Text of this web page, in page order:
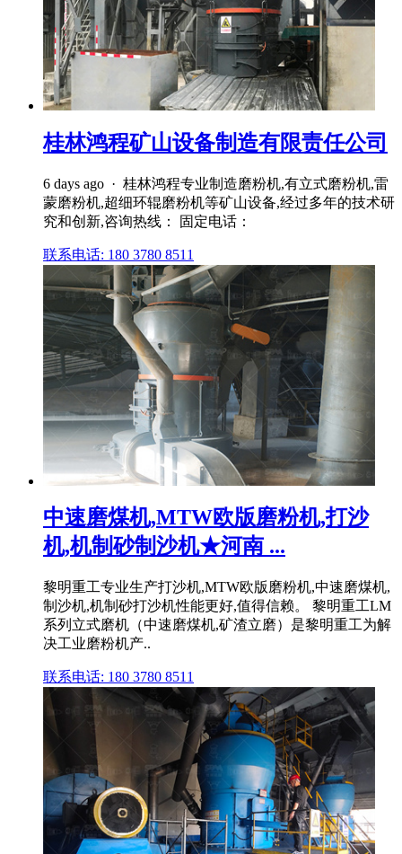
桂林鸿程矿山设备制造有限责任公司
6 days ago · 桂林鸿程专业制造磨粉机,有立式磨粉机,雷
蒙磨粉机,超细环辊磨粉机等矿山设备,经过多年的技术研
究和创新,咨询热线： 固定电话：
联系电话: 180 3780 8511
中速磨煤机,MTW欧版磨粉机,打沙
机,机制砂制沙机★河南 ...
黎明重工专业生产打沙机,MTW欧版磨粉机,中速磨煤机,
制沙机,机制砂打沙机性能更好,值得信赖。 黎明重工LM
系列立式磨机（中速磨煤机,矿渣立磨）是黎明重工为解
决工业磨粉机产..
联系电话: 180 3780 8511